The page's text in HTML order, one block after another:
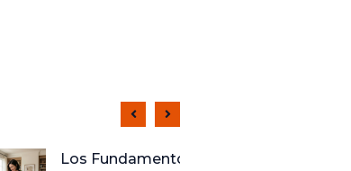
Del Diseño